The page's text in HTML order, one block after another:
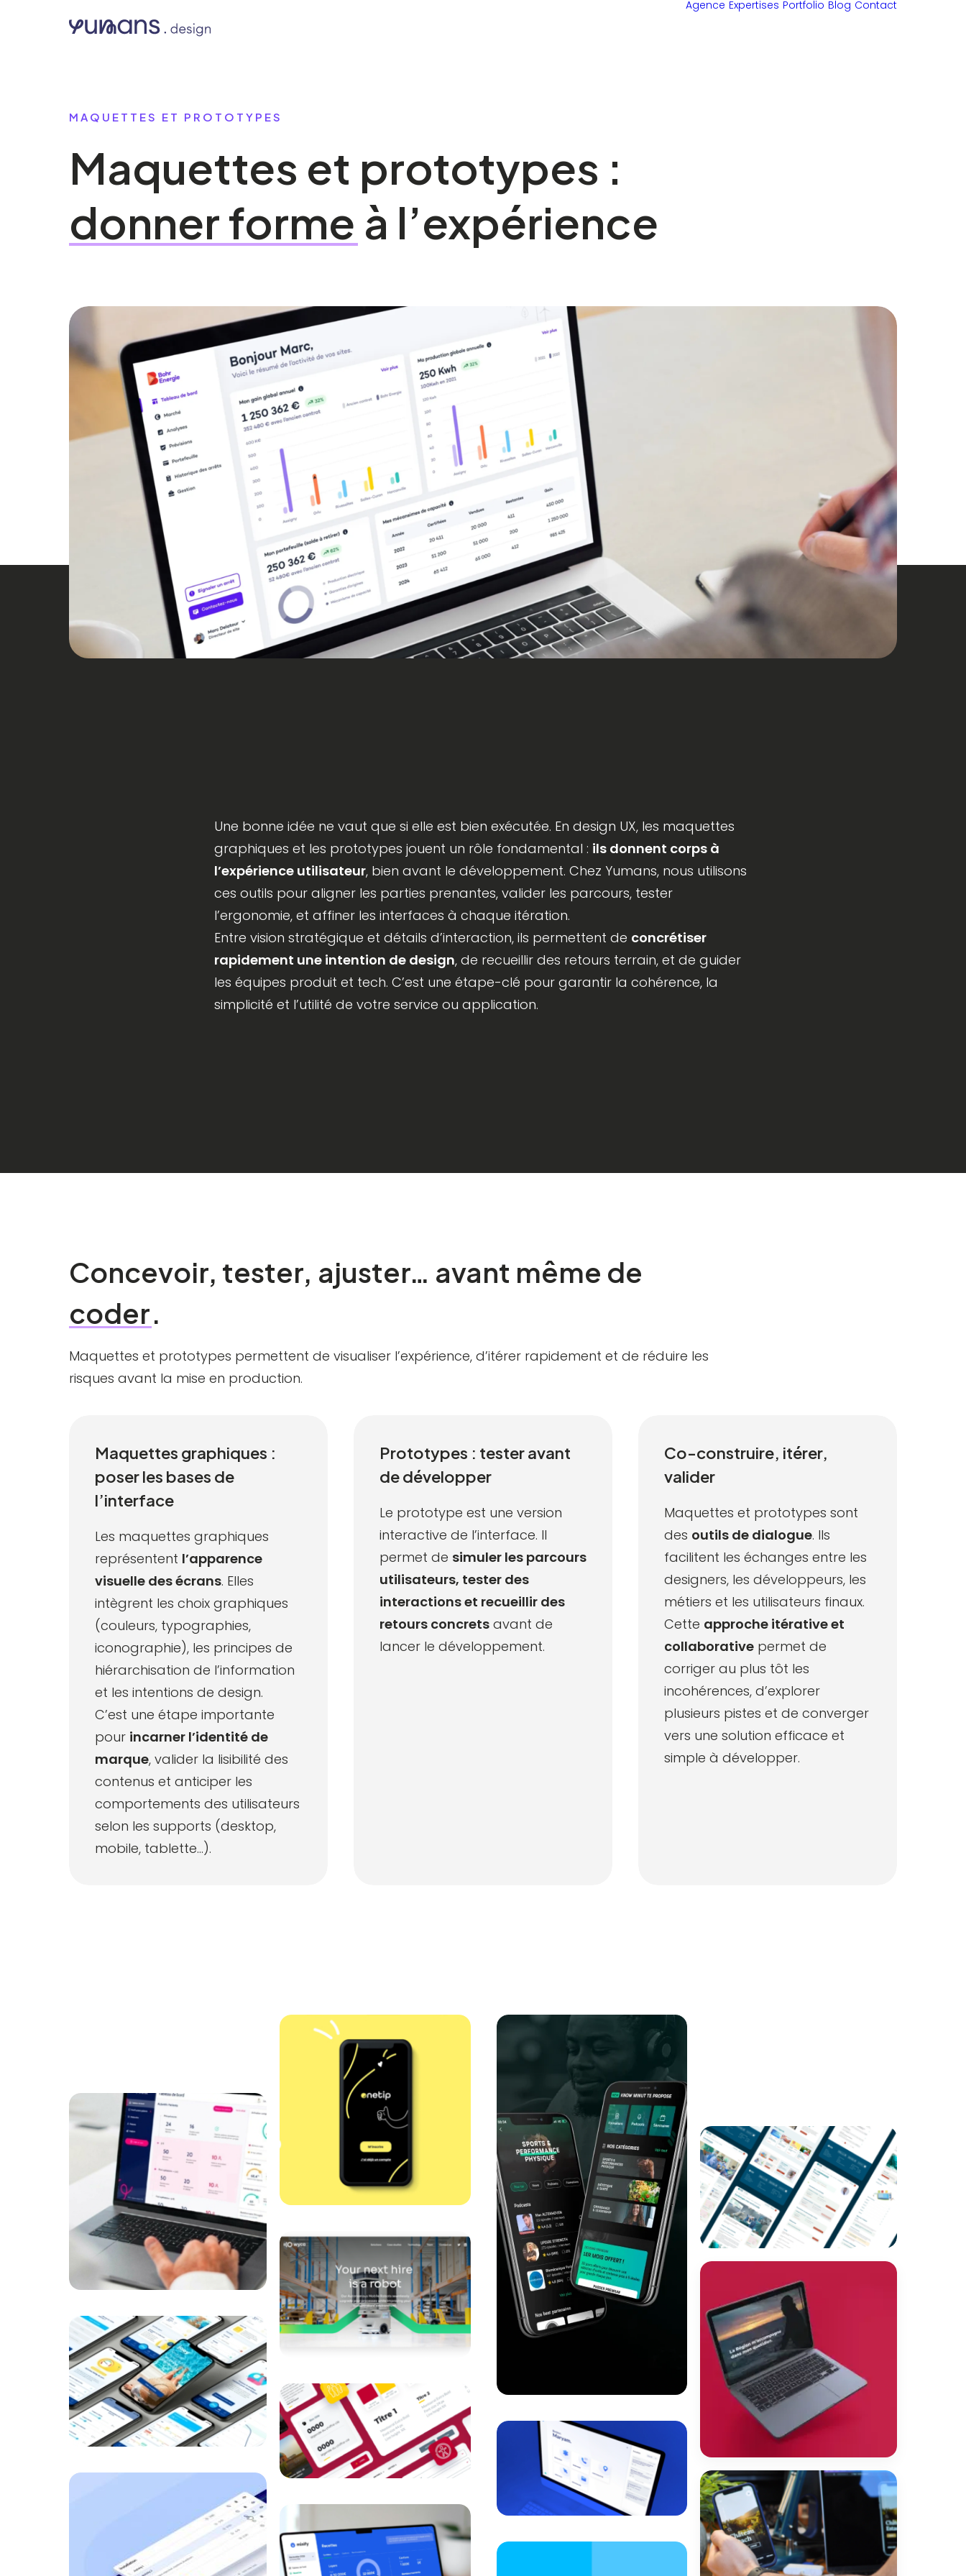
Agence Expertises Portfolio Blog Contact
MAQUETTES ET PROTOTYPES
Maquettes et prototypes :
donnerforme à l’expérience
Une bonne idée ne vaut que si elle est bien exécutée. En design UX, les maquettes
graphiques et les prototypes jouent un rôle fondamental : ils donnent corps à
l’expérience utilisateur, bien avant le développement. Chez Yumans, nous utilisons
ces outils pour aligner les parties prenantes, valider les parcours, tester
l’ergonomie, et affiner les interfaces à chaque itération.
Entre vision stratégique et détails d’interaction, ils permettent de concrétiser
rapidement une intention de design, de recueillir des retours terrain, et de guider
les équipes produit et tech. C’est une étape-clé pour garantir la cohérence, la
simplicité et l’utilité de votre service ou application.
Concevoir, tester, ajuster… avant même de
coder.
Maquettes et prototypes permettent de visualiser l’expérience, d’itérer rapidement et de réduire les
risques avant la mise en production.
Maquettes graphiques :
poser les bases de
l’interface
Les maquettes graphiques
représentent l’apparence
visuelle des écrans. Elles
intègrent les choix graphiques
(couleurs, typographies,
iconographie), les principes de
hiérarchisation de l’information
et les intentions de design.
C’est une étape importante
pour incarner l’identité de
marque, valider la lisibilité des
contenus et anticiper les
comportements des utilisateurs
selon les supports (desktop,
mobile, tablette…).
Prototypes : tester avant
de développer
Le prototype est une version
interactive de l’interface. Il
permet de simuler les parcours
utilisateurs, tester des
interactions et recueillir des
retours concrets avant de
lancer le développement.
Co-construire, itérer,
valider
Maquettes et prototypes sont
des outils de dialogue. Ils
facilitent les échanges entre les
designers, les développeurs, les
métiers et les utilisateurs finaux.
Cette approche itérative et
collaborative permet de
corriger au plus tôt les
incohérences, d’explorer
plusieurs pistes et de converger
vers une solution efficace et
simple à développer.